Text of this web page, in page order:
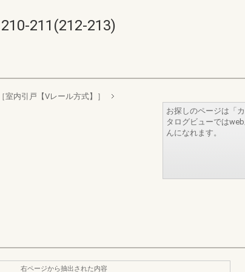
211(212-213)
室内引戸【Vレール方式】］
お探しのページは「
タログビューでは
んになれます。
右ページから抽出された内容